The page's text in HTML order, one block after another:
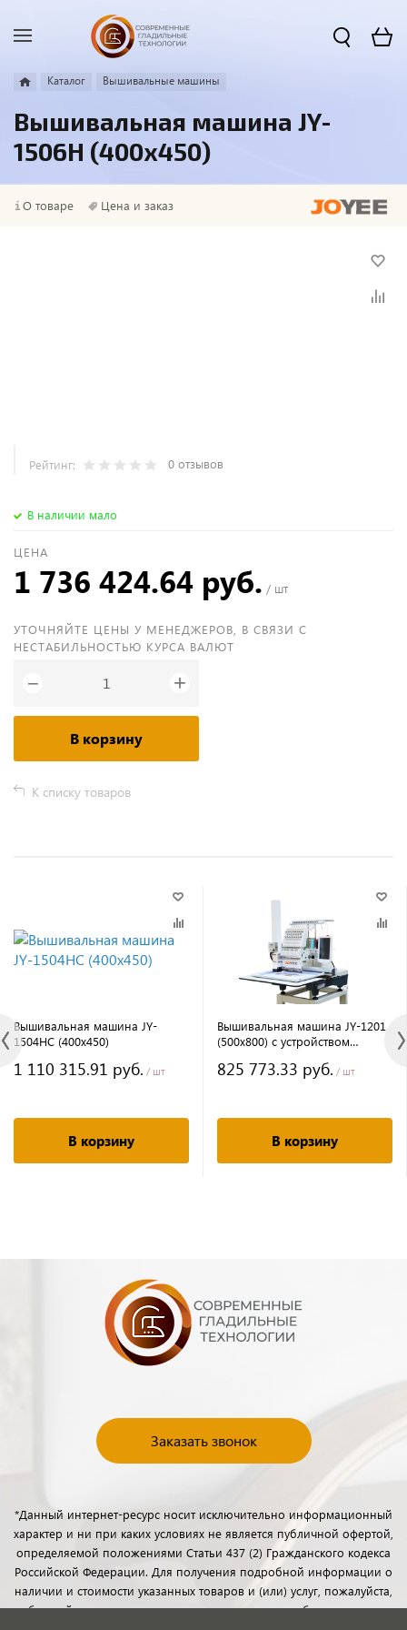
Каталог Вышивальные машины
Вышивальная машина JY-
1506H (400х450)
О товаре Цена и заказ
Рейтинг: 0 отзывов
В наличии мало
ЦЕНА
1 736 424.64 руб. / шт
УТОЧНЯЙТЕ ЦЕНЫ У МЕНЕДЖЕРОВ, В СВЯЗИ С
НЕСТАБИЛЬНОСТЬЮ КУРСА ВАЛЮТ
− +
В корзину
К списку товаров
Вышивальная машина JY-
1504HC (400х450)
1 110 315.91 руб. / шт
В корзину
Вышивальная машина JY-1201
(500х800) с устройством
825 773.33 руб. / шт
В корзину
Заказать звонок
*Данный интернет-ресурс носит исключительно информационный
характер и ни при каких условиях не является публичной офертой,
определяемой положениями Статьи 437 (2) Гражданского кодекса
Российской Федерации. Для получения подробной информации о
наличии и стоимости указанных товаров и (или) услуг, пожалуйста,
обращайтесь к менеджерам отдела клиентского обслуживания с